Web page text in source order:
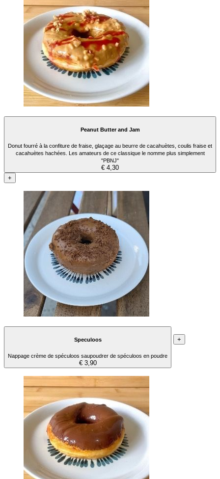
Peanut Butter and Jam
Donut fourré à la confiture de fraise, glaçage au beurre de cacahuètes, coulis fraise et
cacahuètes hachées. Les amateurs de ce classique le nomme plus simplement
"PBNJ"
€ 4,30
+
Speculoos
Nappage crème de spéculoos saupoudrer de spéculoos en poudre
€ 3,90
+